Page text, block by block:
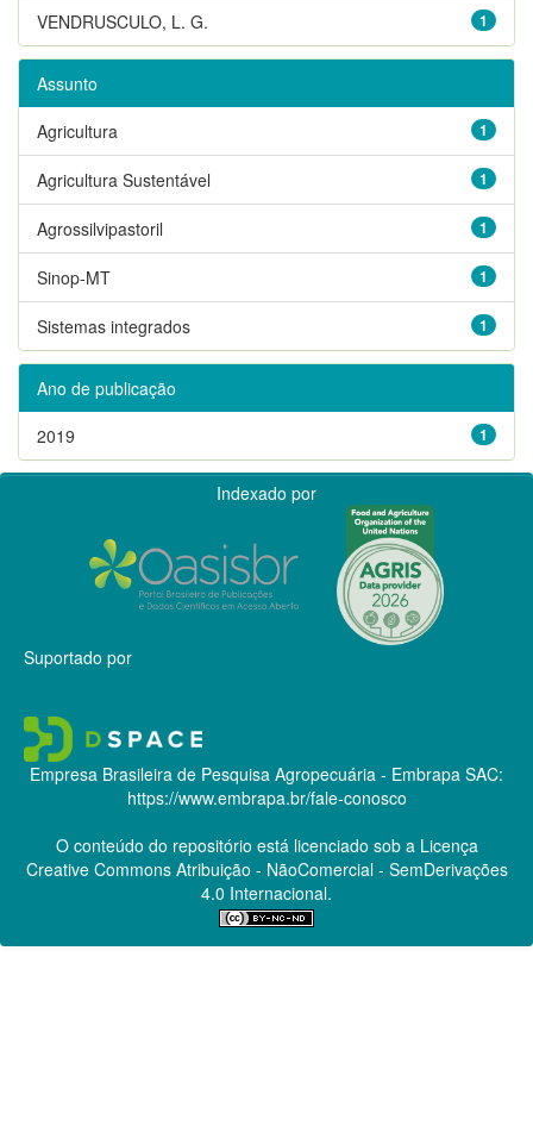
1
VENDRUSCULO, L. G.
Assunto
1
Agricultura
1
Agricultura Sustentável
1
Agrossilvipastoril
1
Sinop-MT
1
Sistemas integrados
Ano de publicação
1
2019
Indexado por
Suportado por
Empresa Brasileira de Pesquisa Agropecuária - Embrapa SAC:
https://www.embrapa.br/fale-conosco
O conteúdo do repositório está licenciado sob a Licença
Creative CommonsAtribuição - NãoComercial - SemDerivações
4.0 Internacional.